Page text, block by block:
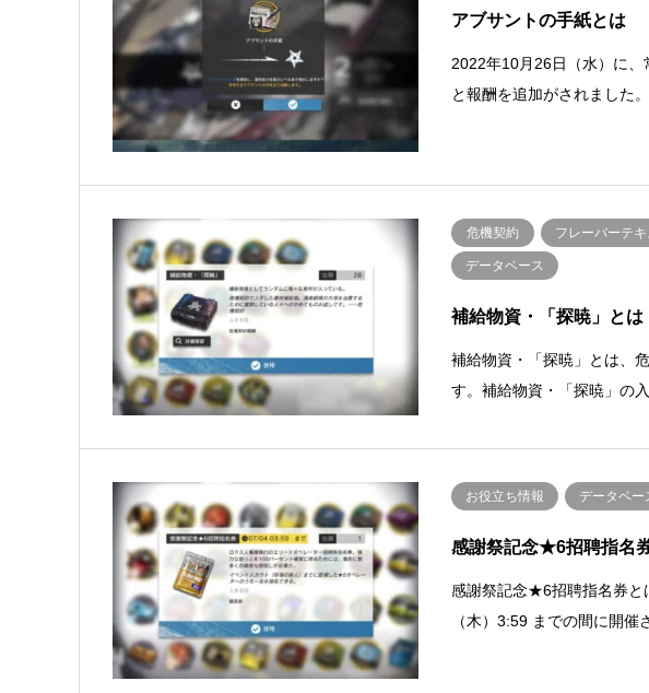
アブサントの手紙とは
2022年10月26日（水）に
と報酬を追加がされました
危機契約 フレーバーテキ
データベース
補給物資・「探暁」とは
補給物資・「探暁」とは、
す。補給物資・「探暁」の
お役立ち情報 データベー
感謝祭記念★6招聘指名
感謝祭記念★6招聘指名券と
（木）3:59 までの間に開